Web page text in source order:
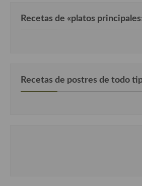
Recetas de «platos
Recetas de postres de todo